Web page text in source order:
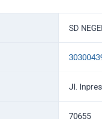
SD
Jl. Inpres
70655